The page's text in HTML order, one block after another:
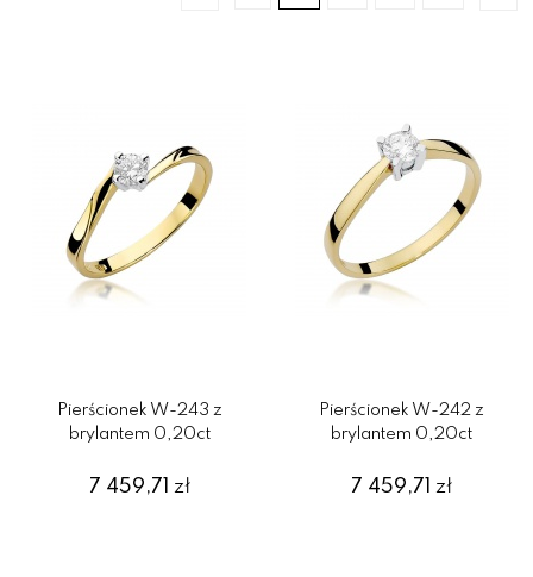
Pierścionek W-243 z
brylantem 0,20ct
7 459,71 zł
Pierścionek W-242 z
brylantem 0,20ct
7 459,71zł